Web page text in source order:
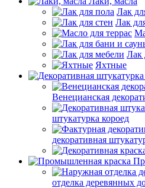
Лак
Лак
Лак
Яхтные
Венецианская
штукатурка короед
декоративная
отделка деревянных